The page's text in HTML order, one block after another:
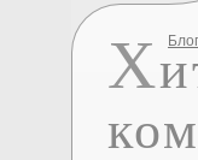
Блог
Х